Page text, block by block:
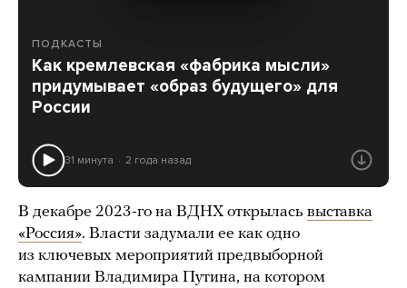
ПОДКАСТЫ
Как кремлевская «фабрика мысли»
придумывает «образ будущего» для
России
31 минута 2 года назад
В декабре 2023-го на ВДНХ открылась выставка
«Россия». Власти задумали ее как одно
из ключевых мероприятий предвыборной
кампании Владимира Путина, на котором